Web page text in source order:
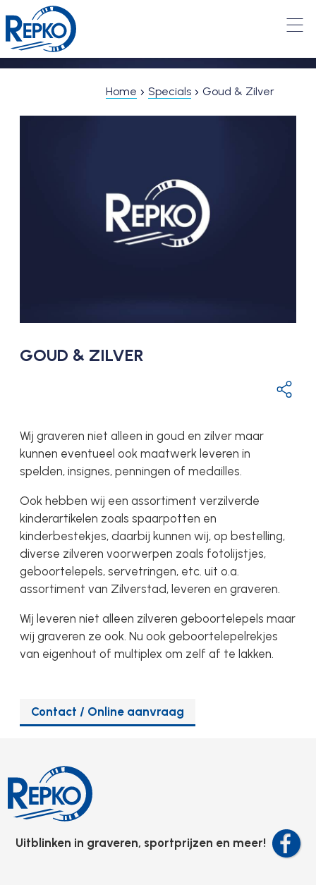
Home Specials Goud & Zilver
GOUD & ZILVER
Wij graveren niet alleen in goud en zilver maar
kunnen eventueel ook maatwerk leveren in
spelden, insignes, penningen of medailles.
Ook hebben wij een assortiment verzilverde
kinderartikelen zoals spaarpotten en
kinderbestekjes, daarbij kunnen wij, op bestelling,
diverse zilveren voorwerpen zoals fotolijstjes,
geboortelepels, servetringen, etc. uit o.a.
assortiment van Zilverstad, leveren en graveren.
Wij leveren niet alleen zilveren geboortelepels maar
wij graveren ze ook. Nu ook geboortelepelrekjes
van eigenhout of multiplex om zelf af te lakken.
Contact / Online aanvraag
Uitblinken in graveren, sportprijzen en meer!